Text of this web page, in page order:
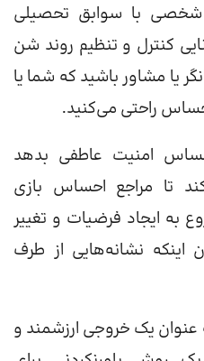
شخصی با سوابق تحصیلی
کنترل و تنظیم روند شن
یا مشاور باشید که شما یا
راحتی می‌کنید.
امنیت عاطفی بدهد
تا مراجع احساس بازی
به ایجاد فرضیات و تغییر
اینکه نشانه‌هایی از طرف
عنوان یک خروجی ارزشمند و